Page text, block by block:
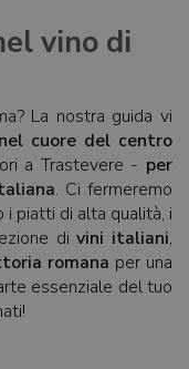
vino di
La nostra guida vi
cuore del centro
a Trastevere - per
. Ci fermeremo
piatti di alta qualità, i
divini italiani,
romana per una
essenziale del tuo